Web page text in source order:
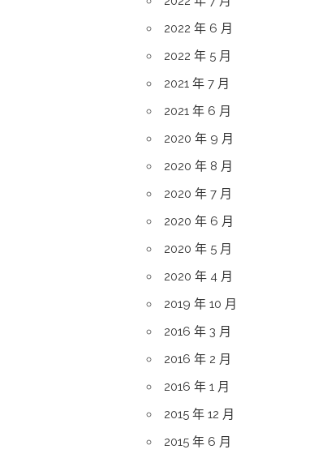
2022 年 6 月
2022 年 5 月
2021 年 7 月
2021 年 6 月
2020 年 9 月
2020 年 8 月
2020 年 7 月
2020 年 6 月
2020 年 5 月
2020 年 4 月
2019 年 10 月
2016 年 3 月
2016 年 2 月
2016 年 1 月
2015 年 12 月
2015 年 6 月